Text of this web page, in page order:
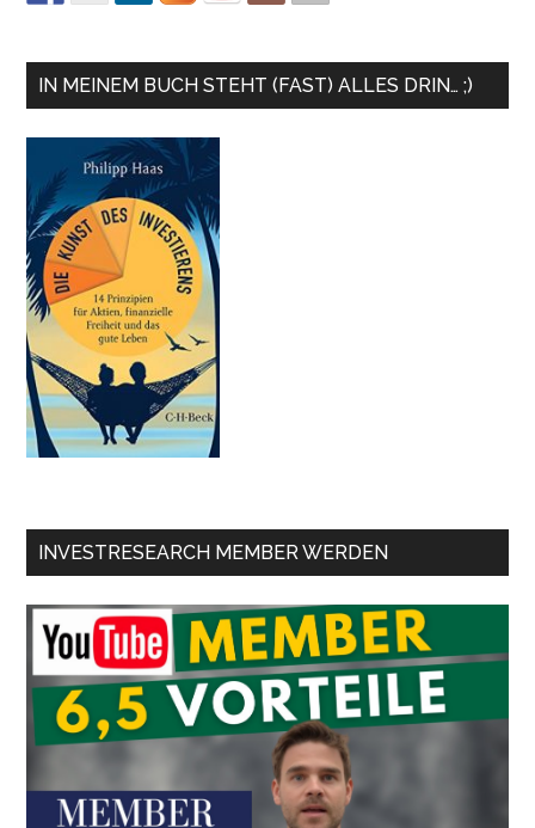
IN MEINEM BUCH STEHT (FAST) ALLES DRIN… ;)
INVESTRESEARCH MEMBER WERDEN